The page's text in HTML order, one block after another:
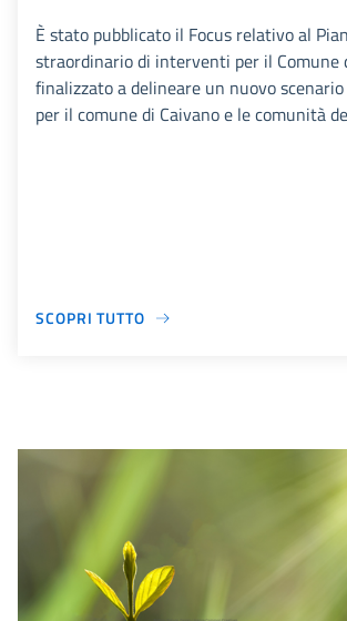
È stato pubblicato il Focus relativo al
straordinario di interventi per il Comune
finalizzato a delineare un nuovo
per il comune di Caivano e le comunità
SCOPRI TUTTO